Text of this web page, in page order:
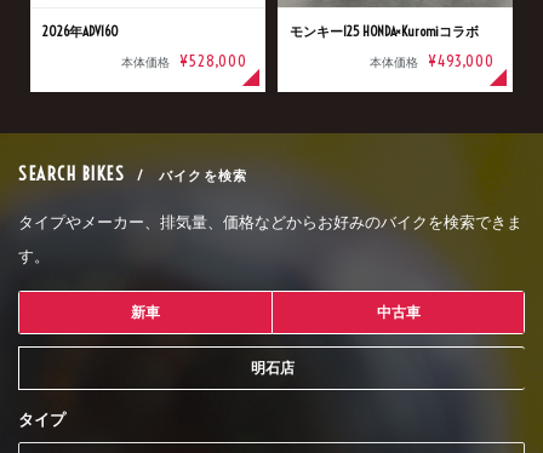
2026年ADV160
本体価格 ¥528,000
モンキー125 HONDA×Kuromiコラボ
本体価格 ¥493,000
SEARCH BIKES / バイクを検索
タイプやメーカー、排気量、価格などからお好みのバイクを検索できま
す。
新車 中古車
明石店
タイプ